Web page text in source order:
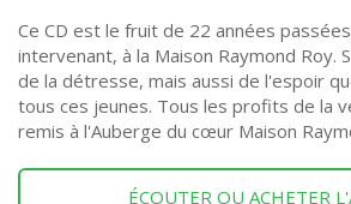
Ce CD est le fruit de 22 années
intervenant, à la Maison Raymond Roy.
de la détresse, mais aussi de l'espoir
tous ces jeunes. Tous les profits de la
remis à l'Auberge du cœur Maison
ÉCOUTER OU ACHETER